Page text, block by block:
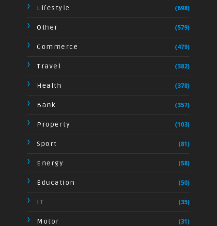
Lifestyle (698)
Other (579)
Commerce (479)
Travel (382)
Health (378)
Bank (357)
Property (103)
Sport (81)
Energy (58)
Education (50)
IT (35)
Motor (31)